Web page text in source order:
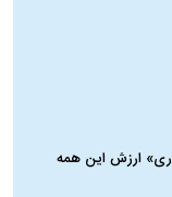
ارزش این همه